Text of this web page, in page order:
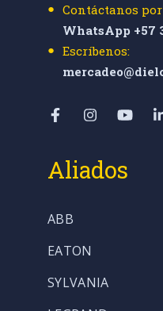
Contáctanos
WhatsApp +57
Escríbenos:
Aliados
ABB
EATON
SYLVANIA